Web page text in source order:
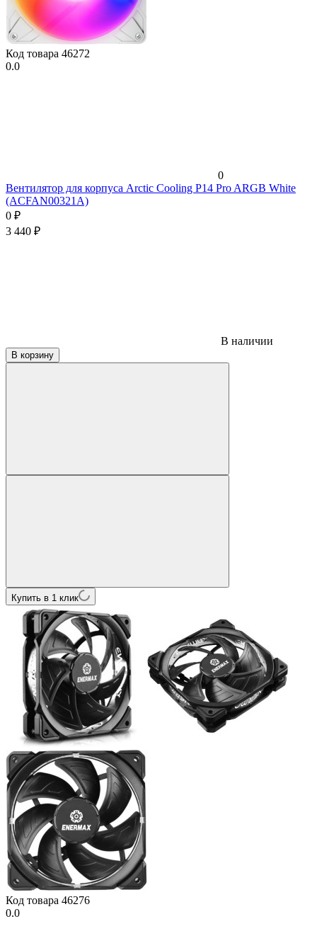
Код товара 46272
0.0
0
Вентилятор для корпуса Arctic Cooling P14 Pro ARGB White
(ACFAN00321A)
0 ₽
3 440 ₽
В наличии
В корзину
Купить в 1 клик
Код товара 46276
0.0